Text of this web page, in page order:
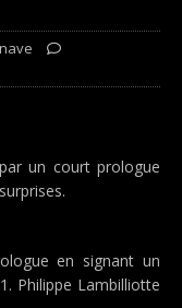
un court prologue
en signant un
Philippe Lambilliotte